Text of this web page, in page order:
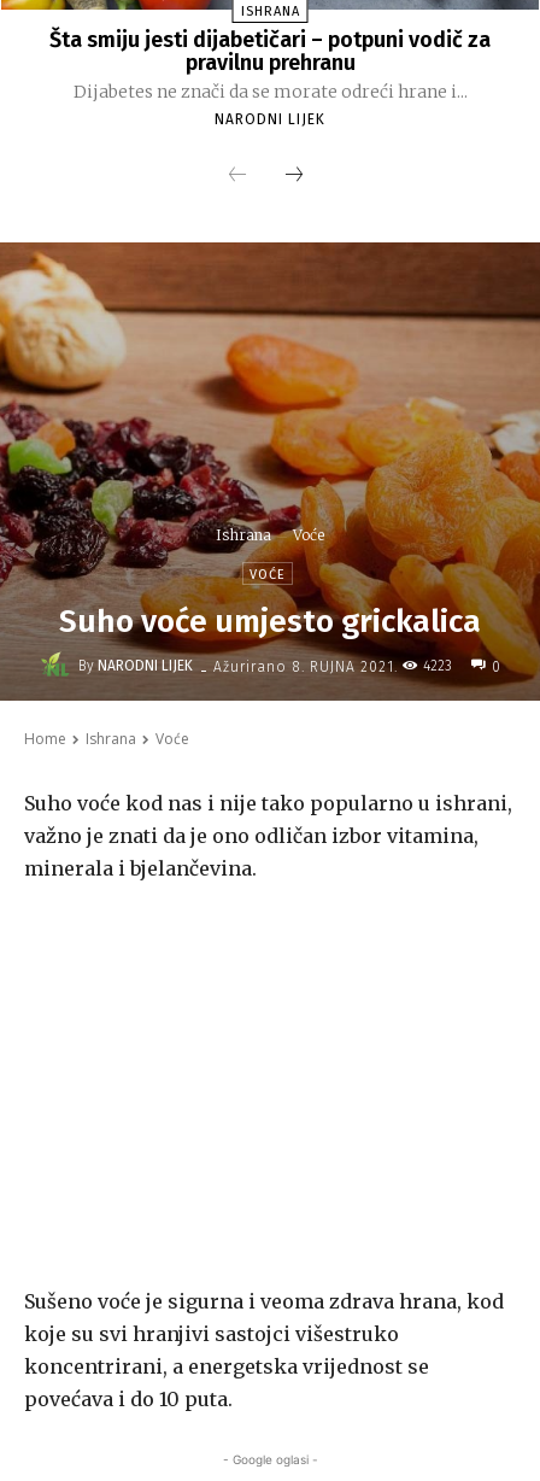
ISHRANA
Šta smiju jesti dijabetičari – potpuni vodič za
pravilnu prehranu
Dijabetes ne znači da se morate odreći hrane i...
NARODNI LIJEK